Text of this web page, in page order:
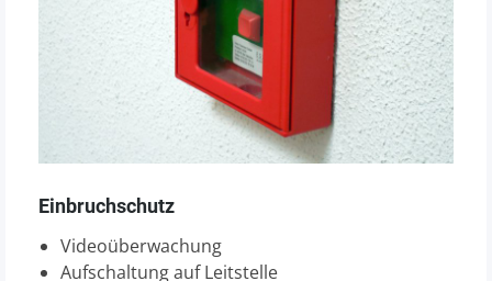
Einbruchschutz
Videoüberwachung
Aufschaltung auf Leitstelle